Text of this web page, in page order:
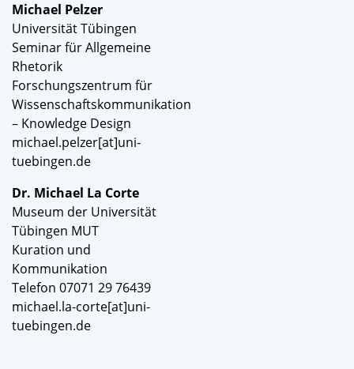
Michael Pelzer
Universität Tübingen
Seminar für Allgemeine
Rhetorik
Forschungszentrum für
Wissenschaftskommunikation
– Knowledge Design
michael.pelzer[at]uni-
tuebingen.de
Dr. Michael La Corte
Museum der Universität
Tübingen MUT
Kuration und
Kommunikation
Telefon 07071 29 76439
michael.la-corte[at]uni-
tuebingen.de